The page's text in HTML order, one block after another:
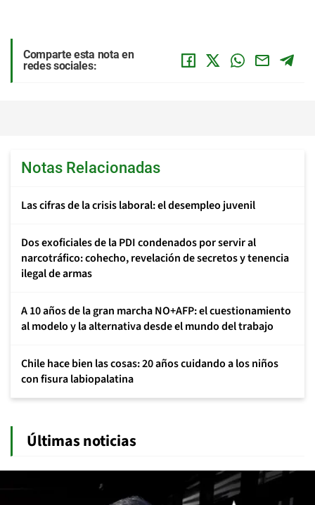
Comparte esta nota en
redes sociales:
Notas Relacionadas
Las cifras de la crisis laboral: el desempleo juvenil
Dos exoficiales de la PDI condenados por servir al
narcotráfico: cohecho, revelación de secretos y tenencia
ilegal de armas
A 10 años de la gran marcha NO+AFP: el cuestionamiento
al modelo y la alternativa desde el mundo del trabajo
Chile hace bien las cosas: 20 años cuidando a los niños
con fisura labiopalatina
Últimas noticias